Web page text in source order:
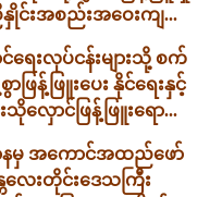
းအစည်းအဝေးကျ...
ေးလုပ်ငန်းများသို့ စက်
ဖြန့်ဖြူးပေး နိုင်ရေးနှင့်
ောင်ဖြန့်ဖြူးရော...
ာနမှ အကောင်အထည်ဖော်
ေးတိုင်းဒေသကြီး